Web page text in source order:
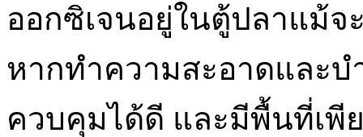
ออกซิเจนอยู่ในตู้ปลาแม้
หากทำความสะอาดและ
ควบคุมได้ดี และมีพื้นที่เพี